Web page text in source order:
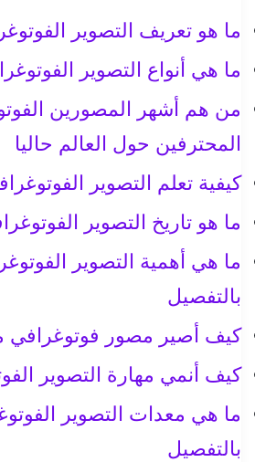
ما هو تعريف التصوير
ما هي أنواع التصوير
من هم أشهر المصورين
المحترفين حول العالم حاليا
كيفية تعلم التصوير
ما هو تاريخ التصوير
ما هي أهمية التصوير
بالتفصيل
كيف أصير مصور
كيف أنمي مهارة التصوير
ما هي معدات التصوير
بالتفصيل